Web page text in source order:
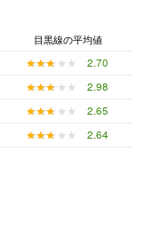
目黒線の平均値
★★★★★
★★★★★
2.70
★★★★★
★★★★★
2.98
★★★★★
★★★★★
2.65
★★★★★
★★★★★ 2.64